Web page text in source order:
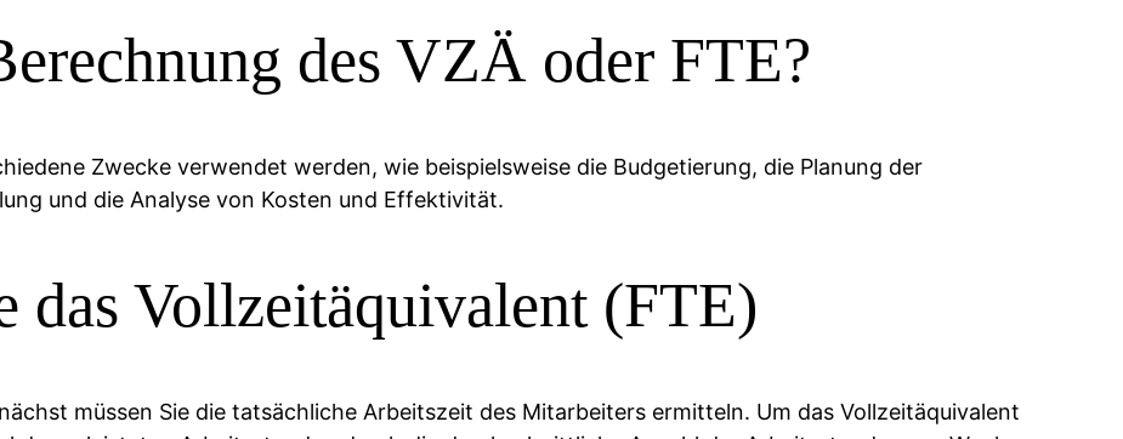
des VZÄ oder FTE?
Zwecke verwendet werden, wie beispielsweise die Budgetierung, die Planung der
und die Analyse von Kosten und Effektivität.
das Vollzeitäquivalent (FTE)
müssen Sie die tatsächliche Arbeitszeit des Mitarbeiters ermitteln. Um das Vollzeitäquivalent